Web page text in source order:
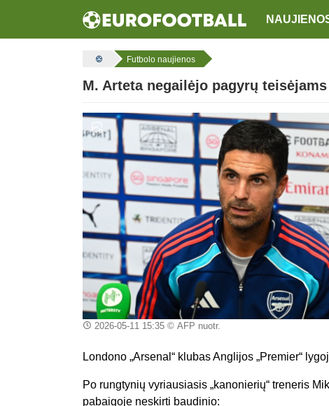
Futbolo naujienos
M. Arteta negailėjo pagyrų
2026-05-11 15:35© AFP nuotr.
Londono „Arsenal“ klubas Anglijos „Premier“
Po rungtynių vyriausiasis „kanonierių“ treneris
pabaigoje neskirti baudinio: